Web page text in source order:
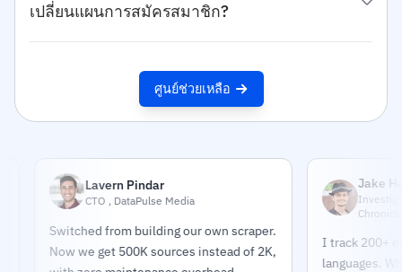
เปลี่ยนแผนการสมัครสมาชิก?
ศูนย์ช่วยเหลือ
Lavern Pindar
CTO , DataPulse Media
Switched from building our own scraper.
Now we get 500K sources instead of 2K,
Jake Helmold
Investigative
Chronicle
I track 200+
languages. What